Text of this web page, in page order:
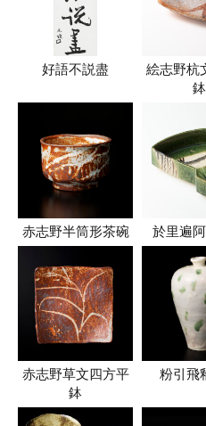
好語不説盡
絵志野杭
鉢
赤志野半筒形茶碗 於里遍
赤志野草文四方平
鉢
粉引飛